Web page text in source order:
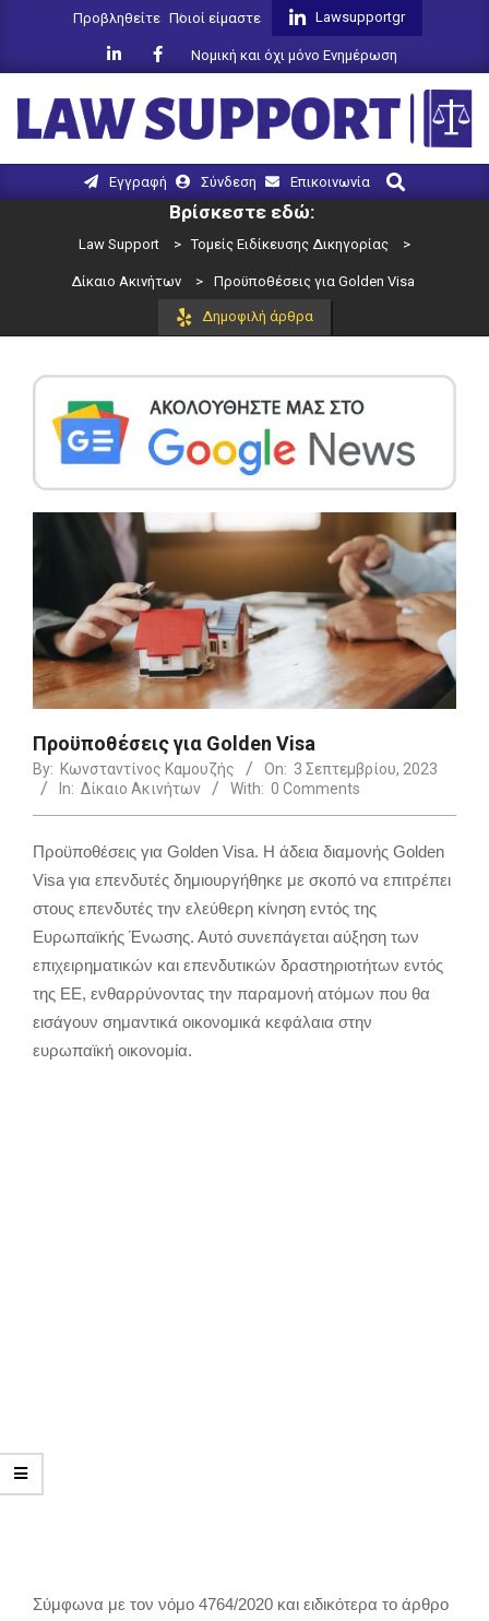
Προβληθείτε Ποιοί είμαστε Lawsupportgr
Νομική και όχι μόνο Ενημέρωση
LAW
SUPPORT
Navigation
Εγγραφή Σύνδεση Επικοινωνία
Search
Βρίσκεστε εδώ:
Law Support > Τομείς Ειδίκευσης Δικηγορίας >
Δίκαιο Ακινήτων > Προϋποθέσεις για Golden Visa
Δημοφιλή άρθρα
Προϋποθέσεις για Golden Visa
By: Κωνσταντίνος Καμουζής On: 3 Σεπτεμβρίου, 2023
In: Δίκαιο Ακινήτων With: 0 Comments
Προϋποθέσεις για Golden Visa. Η άδεια διαμονής Golden
Visa για επενδυτές δημιουργήθηκε με σκοπό να επιτρέπει
στους επενδυτές την ελεύθερη κίνηση εντός της
Ευρωπαϊκής Ένωσης. Αυτό συνεπάγεται αύξηση των
επιχειρηματικών και επενδυτικών δραστηριοτήτων εντός
της ΕΕ, ενθαρρύνοντας την παραμονή ατόμων που θα
εισάγουν σημαντικά οικονομικά κεφάλαια στην
ευρωπαϊκή οικονομία.
Σύμφωνα με τον νόμο 4764/2020 και ειδικότερα το άρθρο